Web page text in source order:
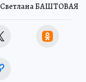
Светлана БАШТОВАЯ